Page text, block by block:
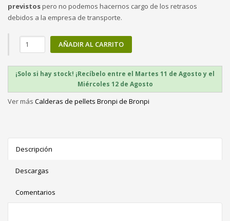
previstospero no podemos hacernos cargo de los retrasos
debidos a la empresa de transporte.
AÑADIR AL CARRITO
¡Solo si hay stock! ¡Recíbelo entre el Martes 11 de Agosto y el
Miércoles 12 de Agosto
Ver más Calderas de pellets Bronpi de Bronpi
Descripción
Descargas
Comentarios